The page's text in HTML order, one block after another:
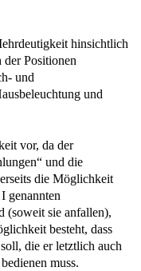
hinsichtlich
Positionen
und
und
vor, da der
und die
die Möglichkeit
genannten
(soweit sie anfallen),
besteht, dass
die er letztlich auch
muss.